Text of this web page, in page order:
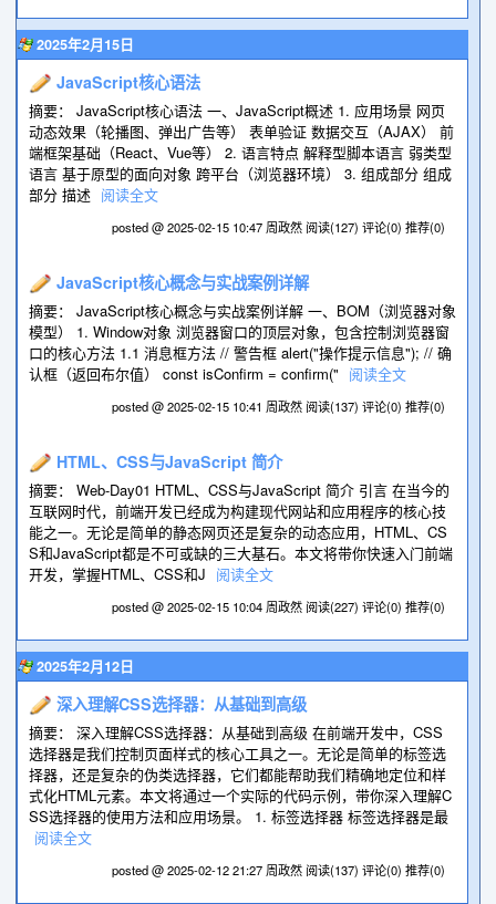
2025年2月15日
JavaScript核心语法
摘要： JavaScript核心语法 一、JavaScript概述 1. 应用场景 网页
动态效果（轮播图、弹出广告等） 表单验证 数据交互（AJAX） 前
端框架基础（React、Vue等） 2. 语言特点 解释型脚本语言 弱类型
语言 基于原型的面向对象 跨平台（浏览器环境） 3. 组成部分 组成
部分 描述 阅读全文
posted @ 2025-02-15 10:47 周政然 阅读(127) 评论(0) 推荐(0)
JavaScript核心概念与实战案例详解
摘要： JavaScript核心概念与实战案例详解 一、BOM（浏览器对象
模型） 1. Window对象 浏览器窗口的顶层对象，包含控制浏览器窗
口的核心方法 1.1 消息框方法 // 警告框 alert("操作提示信息"); // 确
认框（返回布尔值） const isConfirm = confirm(" 阅读全文
posted @ 2025-02-15 10:41 周政然 阅读(137) 评论(0) 推荐(0)
HTML、CSS与JavaScript 简介
摘要： Web-Day01 HTML、CSS与JavaScript 简介 引言 在当今的
互联网时代，前端开发已经成为构建现代网站和应用程序的核心技
能之一。无论是简单的静态网页还是复杂的动态应用，HTML、CS
S和JavaScript都是不可或缺的三大基石。本文将带你快速入门前端
开发，掌握HTML、CSS和J 阅读全文
posted @ 2025-02-15 10:04 周政然 阅读(227) 评论(0) 推荐(0)
2025年2月12日
深入理解CSS选择器：从基础到高级
摘要： 深入理解CSS选择器：从基础到高级 在前端开发中，CSS
选择器是我们控制页面样式的核心工具之一。无论是简单的标签选
择器，还是复杂的伪类选择器，它们都能帮助我们精确地定位和样
式化HTML元素。本文将通过一个实际的代码示例，带你深入理解C
SS选择器的使用方法和应用场景。 1. 标签选择器 标签选择器是最
阅读全文
posted @ 2025-02-12 21:27 周政然 阅读(137) 评论(0) 推荐(0)